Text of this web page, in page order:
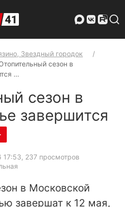
Звездный городок
сезон в
…
сезон в
завершится
17:53, 237 просмотров
в Московской
завершат к 12 мая,